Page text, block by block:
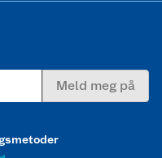
Meld meg på